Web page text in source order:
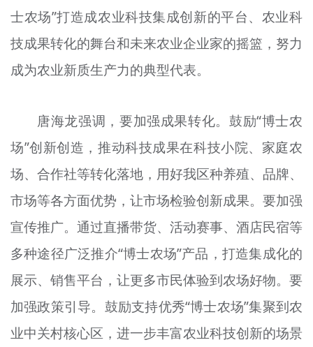
士农场”打造成农业科技集成创新的平台、农业科
技成果转化的舞台和未来农业企业家的摇篮，努力
成为农业新质生产力的典型代表。
唐海龙强调，要加强成果转化。鼓励“博士农
场”创新创造，推动科技成果在科技小院、家庭农
场、合作社等转化落地，用好我区种养殖、品牌、
市场等各方面优势，让市场检验创新成果。要加强
宣传推广。通过直播带货、活动赛事、酒店民宿等
多种途径广泛推介“博士农场”产品，打造集成化的
展示、销售平台，让更多市民体验到农场好物。要
加强政策引导。鼓励支持优秀“博士农场”集聚到农
业中关村核心区，进一步丰富农业科技创新的场景